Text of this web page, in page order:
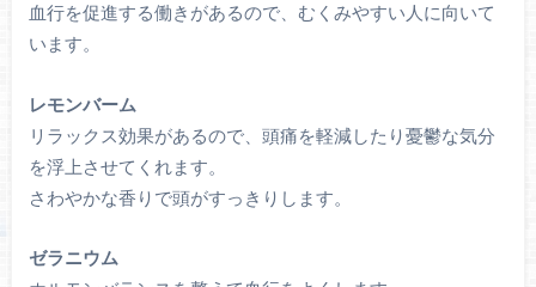
血行を促進する働きがあるので、むくみやすい人に向いて
います。
レモンバーム
リラックス効果があるので、頭痛を軽減したり憂鬱な気分
を浮上させてくれます。
さわやかな香りで頭がすっきりします。
ゼラニウム